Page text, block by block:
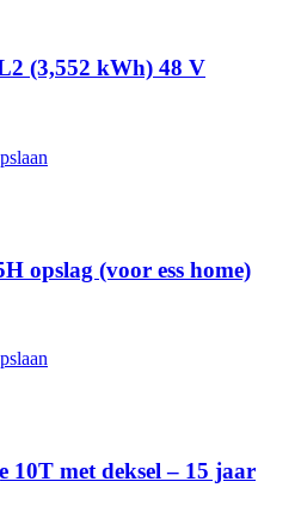
(3,552 kWh) 48 V
opslag (voor ess home)
10T met deksel – 15 jaar